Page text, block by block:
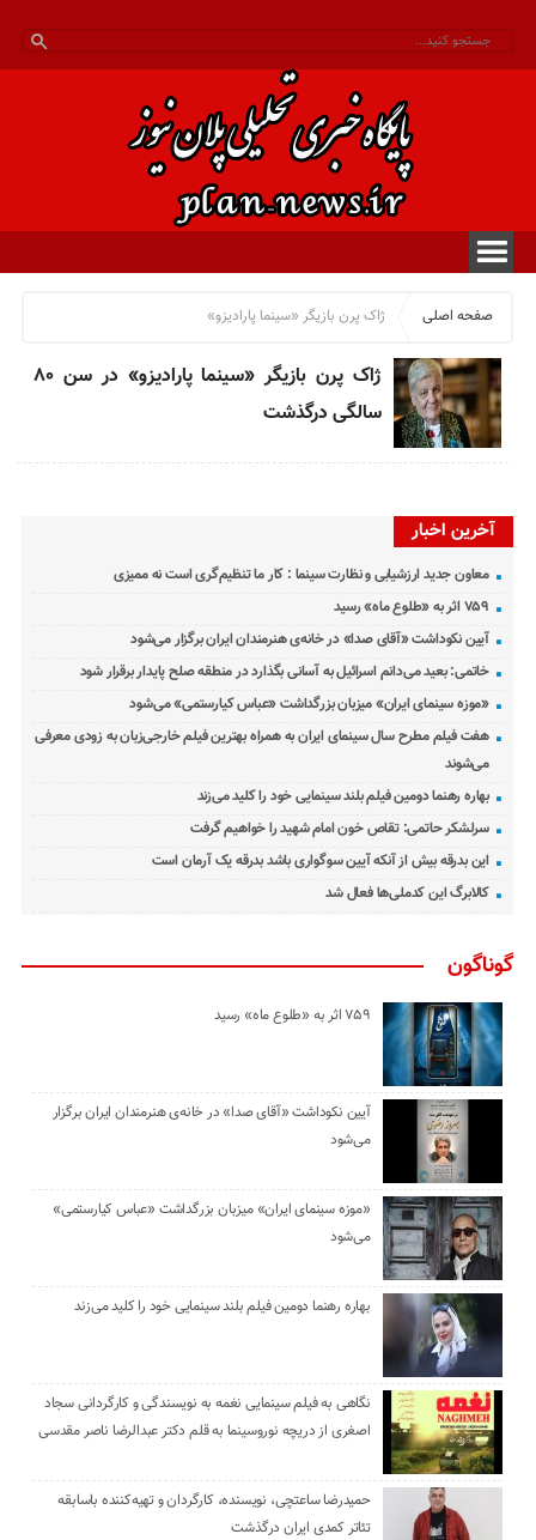
صفحه اصلی ژاک پرن بازیگر «سینما پارادیزو»
ژاک پرن بازیگر «سینما پارادیزو» در سن ۸۰
سالگی درگذشت
آخرین اخبار
معاون جدید ارزشیابی و نظارت سینما : کار ما تنظیم‌گری است نه ممیزی
۷۵۹ اثر به «طلوع ماه» رسید
آیین نکوداشت «آقای صدا» در خانه‌ی هنرمندان ایران برگزار می‌شود
خاتمی: بعید می‌دانم اسرائیل به آسانی بگذارد در منطقه صلح پایدار برقرار شود
«موزه سینمای ایران» میزبان بزرگداشت «عباس کیارستمی» می‌شود
هفت فیلم مطرح سال سینمای ایران به همراه بهترین فیلم خارجی‌زبان به زودی معرفی
می‌شوند
بهاره رهنما دومین فیلم بلند سینمایی خود را کلید می‌زند
سرلشکر حاتمی: تقاص خون امام شهید را خواهیم گرفت
این بدرقه بیش از آنکه آیین سوگواری باشد بدرقه یک آرمان است
کالابرگ این کدملی‌ها فعال شد
گوناگون
۷۵۹ اثر به «طلوع ماه» رسید
آیین نکوداشت «آقای صدا» در خانه‌ی هنرمندان ایران برگزار
می‌شود
«موزه سینمای ایران» میزبان بزرگداشت «عباس کیارستمی»
می‌شود
بهاره رهنما دومین فیلم بلند سینمایی خود را کلید می‌زند
نگاهی به فیلم سینمایی نغمه به نویسندگی و کارگردانی سجاد
اصغری از دریچه نوروسینما به قلم دکتر عبدالرضا ناصر مقدسی
حمیدرضا ساعتچی، نویسنده، کارگردان و تهیه‌کننده باسابقه
تئاتر کمدی ایران درگذشت